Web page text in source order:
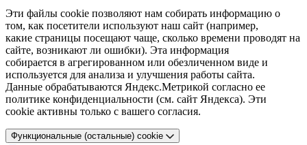
Эти файлы cookie позволяют нам собирать информацию о
том, как посетители используют наш сайт (например,
какие страницы посещают чаще, сколько времени проводят на
сайте, возникают ли ошибки). Эта информация
собирается в агрегированном или обезличенном виде и
используется для анализа и улучшения работы сайта.
Данные обрабатываются Яндекс.Метрикой согласно ее
политике конфиденциальности (см. сайт Яндекса). Эти
cookie активны только с вашего согласия.
Функциональные (остальные) cookie